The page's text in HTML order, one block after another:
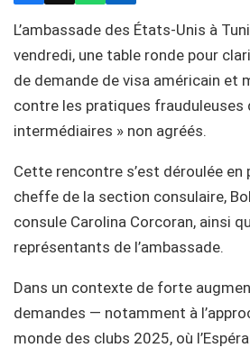
L’ambassade des États-Unis à
vendredi, une table ronde pour
de demande de visa américain et
contre les pratiques frauduleuses
intermédiaires » non agréés.
Cette rencontre s’est déroulée en
cheffe de la section consulaire,
consule Carolina Corcoran, ainsi
représentants de l’ambassade.
Dans un contexte de forte
demandes — notamment à
monde des clubs 2025, où